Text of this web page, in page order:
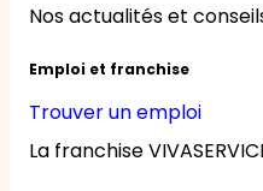
Nos actualités et
Emploi et franchise
Trouver un emploi
La franchise